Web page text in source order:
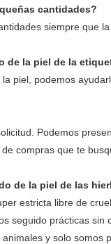
cantidades?
siempre que
de la piel de la
piel, podemos
Podemos
compras que te
de la piel de las
estricta libre de
seguido prácticas
y solo somos